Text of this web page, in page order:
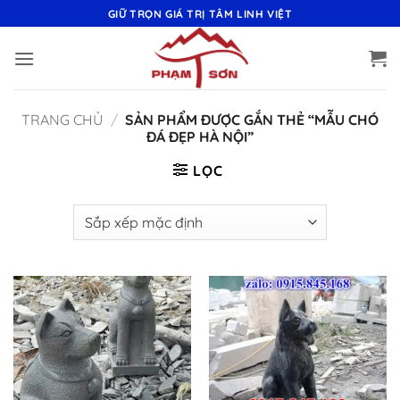
qua
nội
GIỮ TRỌN GIÁ TRỊ TÂM LINH VIỆT
TRANG CHỦ / SẢN PHẨM ĐƯỢC GẮN THẺ “MẪU CHÓ
ĐÁ ĐẸP HÀ NỘI”
LỌC